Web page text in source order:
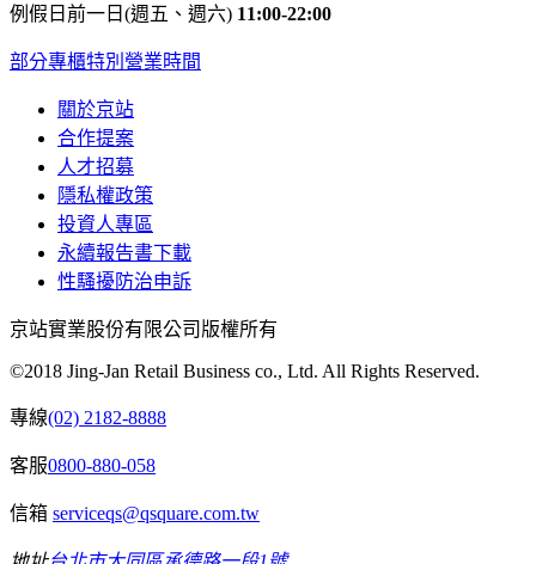
例假日前一日(週五、週六) 11:00-22:00
部分專櫃特別營業時間
關於京站
合作提案
人才招募
隱私權政策
投資人專區
永續報告書下載
性騷擾防治申訴
京站實業股份有限公司版權所有
©2018 Jing-Jan Retail Business co., Ltd. All Rights Reserved.
專線(02) 2182-8888
客服0800-880-058
信箱 serviceqs@qsquare.com.tw